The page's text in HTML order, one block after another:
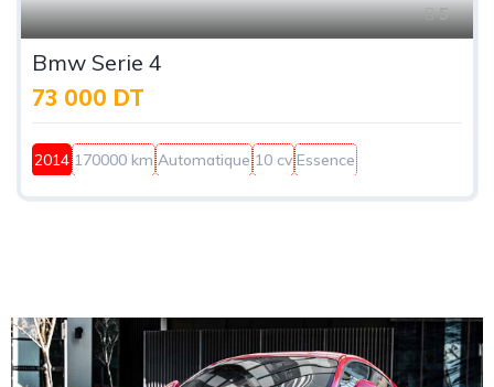
5
Bmw Serie 4
73 000 DT
2014 170000 km Automatique 10 cv Essence